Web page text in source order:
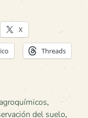
X
Threads
agroquímicos,
del suelo,